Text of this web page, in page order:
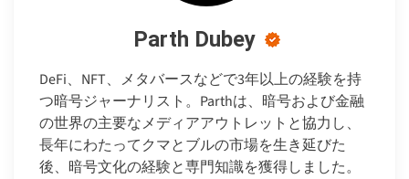
Parth Dubey
DeFi、NFT、メタバースなどで3年以上の経験を持
つ暗号ジャーナリスト。Parthは、暗号および金融
の世界の主要なメディアアウトレットと協力し、
長年にわたってクマとブルの市場を生き延びた
後、暗号文化の経験と専門知識を獲得しました。